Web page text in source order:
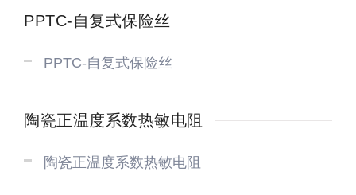
PPTC-自复式保险丝
PPTC-自复式保险丝
陶瓷正温度系数热敏电阻
陶瓷正温度系数热敏电阻